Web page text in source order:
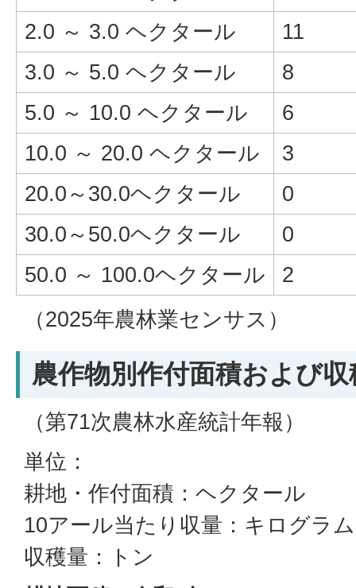
2.0 ～ 3.0 ヘクタール
11
3.0 ～ 5.0 ヘクタール
8
5.0 ～ 10.0 ヘクタール
6
10.0 ～ 20.0 ヘクタール
3
20.0～30.0ヘクタール
0
30.0～50.0ヘクタール
0
50.0 ～ 100.0ヘクタール
2
（2025年農林業センサス）
農作物別作付面積および収
（第71次農林水産統計年報）
単位：
耕地・作付面積：ヘクタール
10アール当たり収量：キログラム
収穫量：トン